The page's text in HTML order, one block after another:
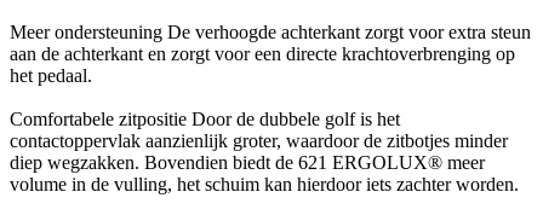
Meer ondersteuning De verhoogde achterkant zorgt voor extra steun
aan de achterkant en zorgt voor een directe krachtoverbrenging op
het pedaal.
Comfortabele zitpositie Door de dubbele golf is het
contactoppervlak aanzienlijk groter, waardoor de zitbotjes minder
diep wegzakken. Bovendien biedt de 621 ERGOLUX® meer
volume in de vulling, het schuim kan hierdoor iets zachter worden.